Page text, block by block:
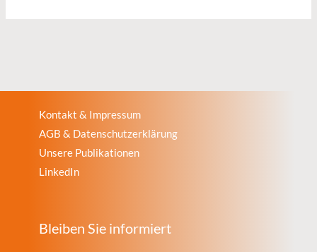
Kontakt & Impressum
AGB & Datenschutzerklärung
Unsere Publikationen
LinkedIn
Bleiben Sie informiert